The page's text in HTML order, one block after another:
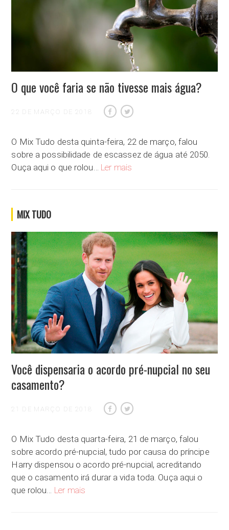
O que você faria se não tivesse mais água?
22 DE MARÇO DE 2018
O Mix Tudo desta quinta-feira, 22 de março, falou
sobre a possibilidade de escassez de água até 2050.
Ouça aqui o que rolou… Ler mais
MIX TUDO
Você dispensaria o acordo pré-nupcial no seu
casamento?
21 DE MARÇO DE 2018
O Mix Tudo desta quarta-feira, 21 de março, falou
sobre acordo pré-nupcial, tudo por causa do príncipe
Harry dispensou o acordo pré-nupcial, acreditando
que o casamento irá durar a vida toda. Ouça aqui o
que rolou… Ler mais